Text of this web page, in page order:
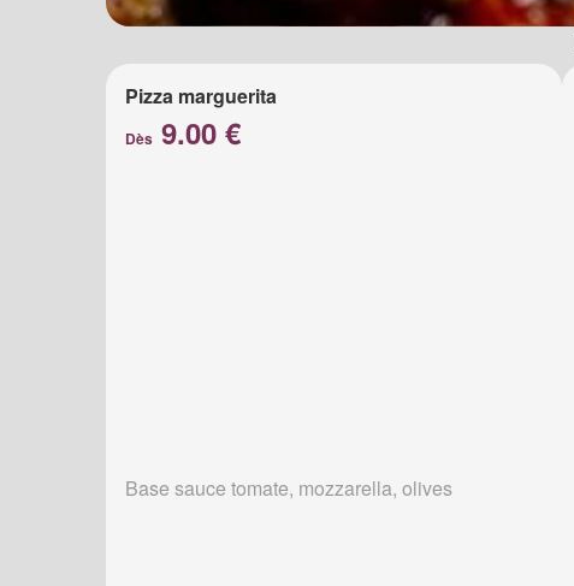
Pizza marguerita
Dès 9.00 €
Base sauce tomate, mozzarella, olives